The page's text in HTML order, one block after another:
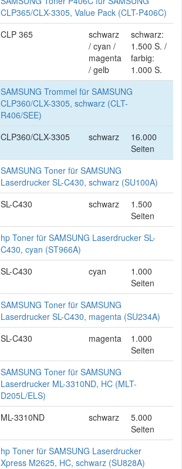
CLP365/CLX-3305, Value Pack (CLT-P406C)
CLP 365
schwarz
/ cyan /
magenta
/ gelb
schwarz:
1.500 S. /
farbig:
1.000 S.
SAMSUNG Trommel für SAMSUNG
CLP360/CLX-3305, schwarz (CLT-
R406/SEE)
CLP360/CLX-3305
schwarz
16.000
Seiten
SAMSUNG Toner für SAMSUNG
Laserdrucker SL-C430, schwarz (SU100A)
SL-C430
schwarz
1.500
Seiten
hp Toner für SAMSUNG Laserdrucker SL-
C430, cyan (ST966A)
SL-C430
cyan
1.000
Seiten
SAMSUNG Toner für SAMSUNG
Laserdrucker SL-C430, magenta (SU234A)
SL-C430
magenta
1.000
Seiten
SAMSUNG Toner für SAMSUNG
Laserdrucker ML-3310ND, HC (MLT-
D205L/ELS)
ML-3310ND
schwarz
5.000
Seiten
hp Toner für SAMSUNG Laserdrucker
Xpress M2625, HC, schwarz (SU828A)